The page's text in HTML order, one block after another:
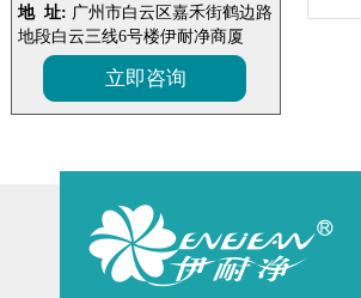
地 址: 广州市白云区嘉禾街鹤边路
地段白云三线6号楼伊耐净商厦
立即咨询